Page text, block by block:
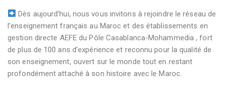
Dès aujourd’hui, nous vous invitons à rejoindre le réseau de
l’enseignement français au Maroc et des établissements en
gestion directe AEFE du Pôle Casablanca-Mohammedia , fort
de plus de 100 ans d’expérience et reconnu pour la qualité de
son enseignement, ouvert sur le monde tout en restant
profondément attaché à son histoire avec le Maroc.